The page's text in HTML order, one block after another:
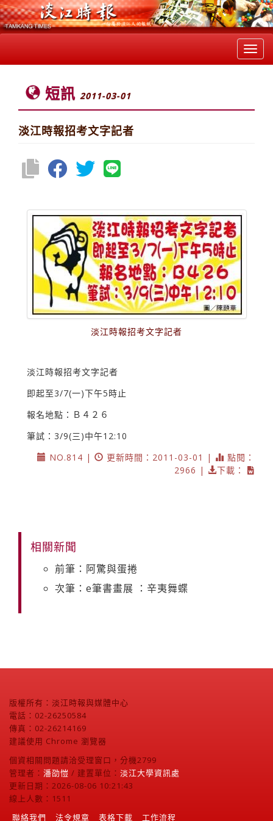
短訊 2011-03-01
淡江時報招考文字記者
淡江時報招考文字記者
淡江時報招考文字記者
即起至3/7(一)下午5時止
報名地點：Ｂ４２６
筆試：3/9(三)中午12:10
NO.814 |
更新時間：2011-03-01 |
點閱：
2966 |
下載：
相關新聞
前筆：阿驚與蛋捲
次筆：e筆書畫展 ：辛夷舞蝶
版權所有：淡江時報與媒體中心
電話：02-26250584
傳真：02-26214169
建議使用 Chrome 瀏覽器
個資相關問題請洽受理窗口，分機2799
管理者： 潘劭愷 / 建置單位： 淡江大學資訊處
更新日期：2026-08-06 10:21:43
線上人數：1511
聯絡我們
法令規章 表格下載 工作流程